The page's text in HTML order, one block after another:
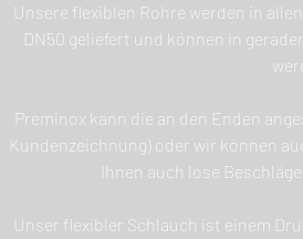
Unsere flexiblen Rohre werden in
DN50 geliefert und können in
Preminox kann die an den Enden
Kundenzeichnung) oder wir können
Ihnen auch lose
Unser flexibler Schlauch ist einem